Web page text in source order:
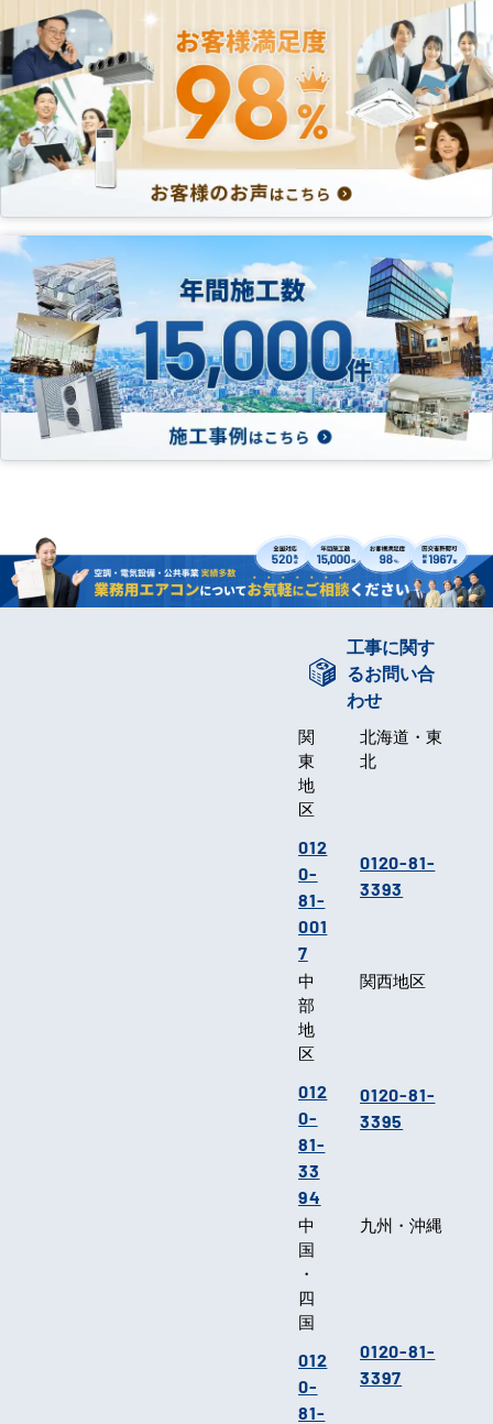
工事に関す
るお問い合
わせ
関
東
地
区
012
0-
81-
001
7
北海道・東
北
0120-81-
3393
中
部
地
区
012
0-
81-
33
94
関西地区
0120-81-
3395
中
国
・
四
国
012
0-
81-
九州・沖縄
0120-81-
3397